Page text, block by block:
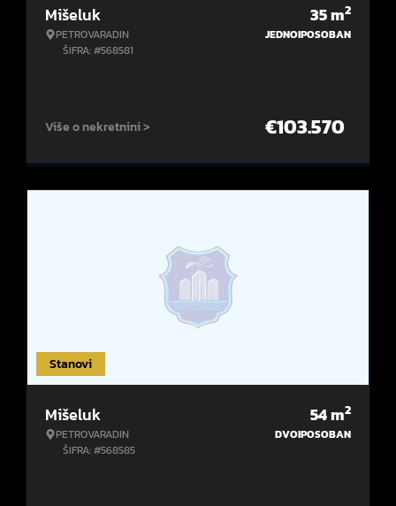
Mišeluk
PETROVARADIN
ŠIFRA: #568581
35m2
JEDNOIPOSOBAN
Više o nekretnini > €103.570
Stanovi
Mišeluk
PETROVARADIN
ŠIFRA: #568585
54m2
DVOIPOSOBAN